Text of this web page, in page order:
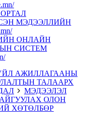
МЭДЭЭЛЛИЙН
ИЙН ОНЛАЙН
СИСТЕМ
АЖИЛЛАГААНЫ
ТАЛААРХ
МЭДЭЭЛЭЛ
ОЛОН
ХӨТӨЛБӨР